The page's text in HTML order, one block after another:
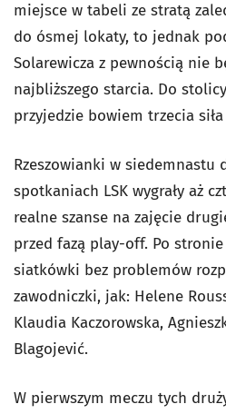
miejsce w tabeli ze stratą
do ósmej lokaty, to jednak
Solarewicza z pewnością nie
najbliższego starcia. Do
przyjedzie bowiem trzecia
Rzeszowianki w siedemnastu
spotkaniach LSK wygrały aż
realne szanse na zajęcie
przed fazą play-off. Po
siatkówki bez problemów
zawodniczki, jak: Helene
Klaudia Kaczorowska,
Blagojević.
W pierwszym meczu tych